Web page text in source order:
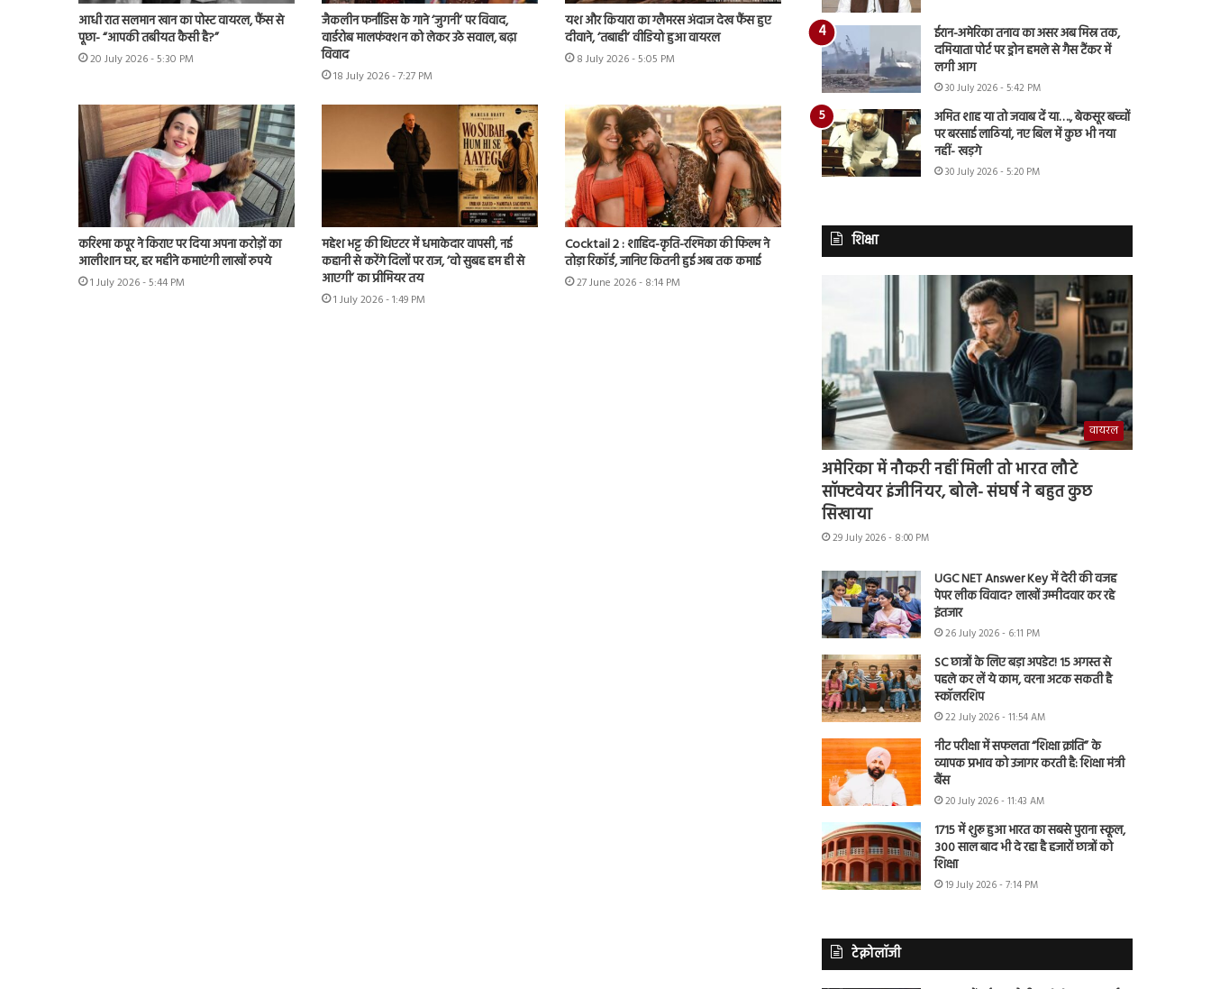
आधी रात सलमान खान का पोस्ट वायरल, फैंस से
पूछा- “आपकी तबीयत कैसी है?”
20 July 2026 - 5:30 PM
जैकलीन फर्नांडिस के गाने ‘जुगनी’ पर विवाद,
वार्डरोब मालफंक्शन को लेकर उठे सवाल, बढ़ा
विवाद
18 July 2026 - 7:27 PM
यश और कियारा का ग्लैमरस अंदाज देख फैंस हुए
दीवाने, ‘तबाही’ वीडियो हुआ वायरल
8 July 2026 - 5:05 PM
करिश्मा कपूर ने किराए पर दिया अपना करोड़ों का
आलीशान घर, हर महीने कमाएंगी लाखों रुपये
1 July 2026 - 5:44 PM
महेश भट्ट की थिएटर में धमाकेदार वापसी, नई
कहानी से करेंगे दिलों पर राज, ‘वो सुबह हम ही से
आएगी’ का प्रीमियर तय
1 July 2026 - 1:49 PM
Cocktail 2 : शाहिद-कृति-रश्मिका की फिल्म ने
तोड़ा रिकॉर्ड, जानिए कितनी हुई अब तक कमाई
27 June 2026 - 8:14 PM
ईरान-अमेरिका तनाव का असर अब मिस्र तक,
दमियाता पोर्ट पर ड्रोन हमले से गैस टैंकर में
लगी आग
30 July 2026 - 5:42 PM
अमित शाह या तो जवाब दें या…., बेकसूर बच्चों
पर बरसाई लाठियां, नए बिल में कुछ भी नया
नहीं- खड़गे
30 July 2026 - 5:20 PM
शिक्षा
वायरल
अमेरिका में नौकरी नहीं मिली तो भारत लौटे
सॉफ्टवेयर इंजीनियर, बोले- संघर्ष ने बहुत कुछ
सिखाया
29 July 2026 - 8:00 PM
UGC NET Answer Key में देरी की वजह
पेपर लीक विवाद? लाखों उम्मीदवार कर रहे
इंतजार
26 July 2026 - 6:11 PM
SC छात्रों के लिए बड़ा अपडेट! 15 अगस्त से
पहले कर लें ये काम, वरना अटक सकती है
स्कॉलरशिप
22 July 2026 - 11:54 AM
नीट परीक्षा में सफलता “शिक्षा क्रांति” के
व्यापक प्रभाव को उजागर करती है: शिक्षा मंत्री
बैंस
20 July 2026 - 11:43 AM
1715 में शुरू हुआ भारत का सबसे पुराना स्कूल,
300 साल बाद भी दे रहा है हजारों छात्रों को
शिक्षा
19 July 2026 - 7:14 PM
टेक्नोलॉजी